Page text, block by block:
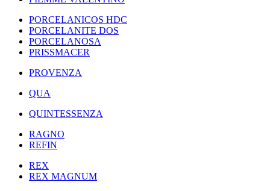
PORCELANICOS HDC
PORCELANITE DOS
PORCELANOSA
PRISSMACER
PROVENZA
QUA
QUINTESSENZA
RAGNO
REFIN
REX
REX MAGNUM